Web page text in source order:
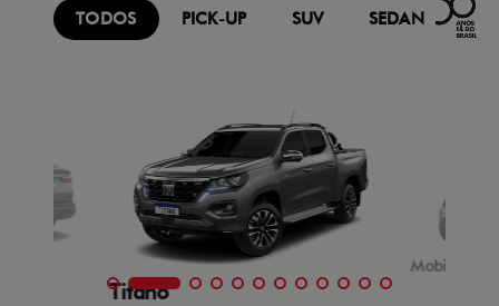
TODOS PICK-UP SUV SEDAN
Titano
Mobi